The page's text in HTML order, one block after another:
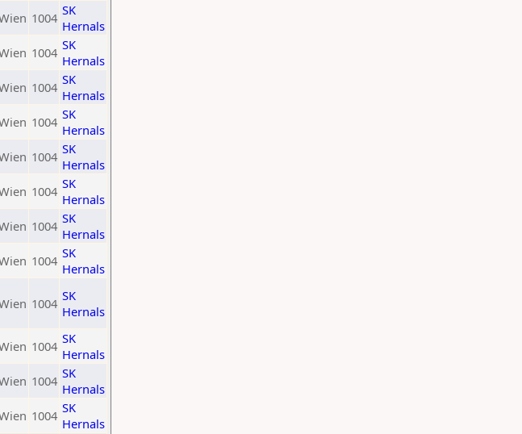
1004 SK
Hernals
1004 SK
Hernals
1004 SK
Hernals
1004 SK
Hernals
1004 SK
Hernals
1004 SK
Hernals
1004 SK
Hernals
1004 SK
Hernals
1004 SK
Hernals
1004 SK
Hernals
1004 SK
Hernals
1004 SK
Hernals